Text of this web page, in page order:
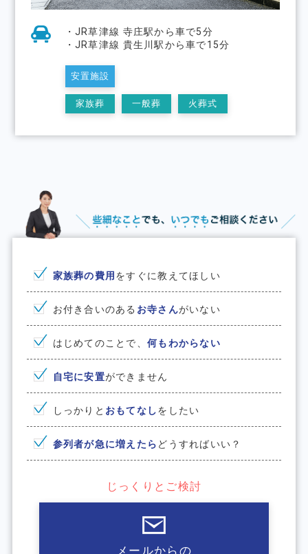
・JR草津線 寺庄駅から車で5分
・JR草津線 貴生川駅から車で15分
安置施設
家族葬 一般葬 火葬式
家族葬の費⽤ をすぐに教えてほしい
お付き合いのある お寺さんがいない
はじめてのことで、何もわからない
⾃宅に安置ができません
しっかりと おもてなしをしたい
参列者が急に増えたら どうすればいい？
じっくりとご検討
メールからの